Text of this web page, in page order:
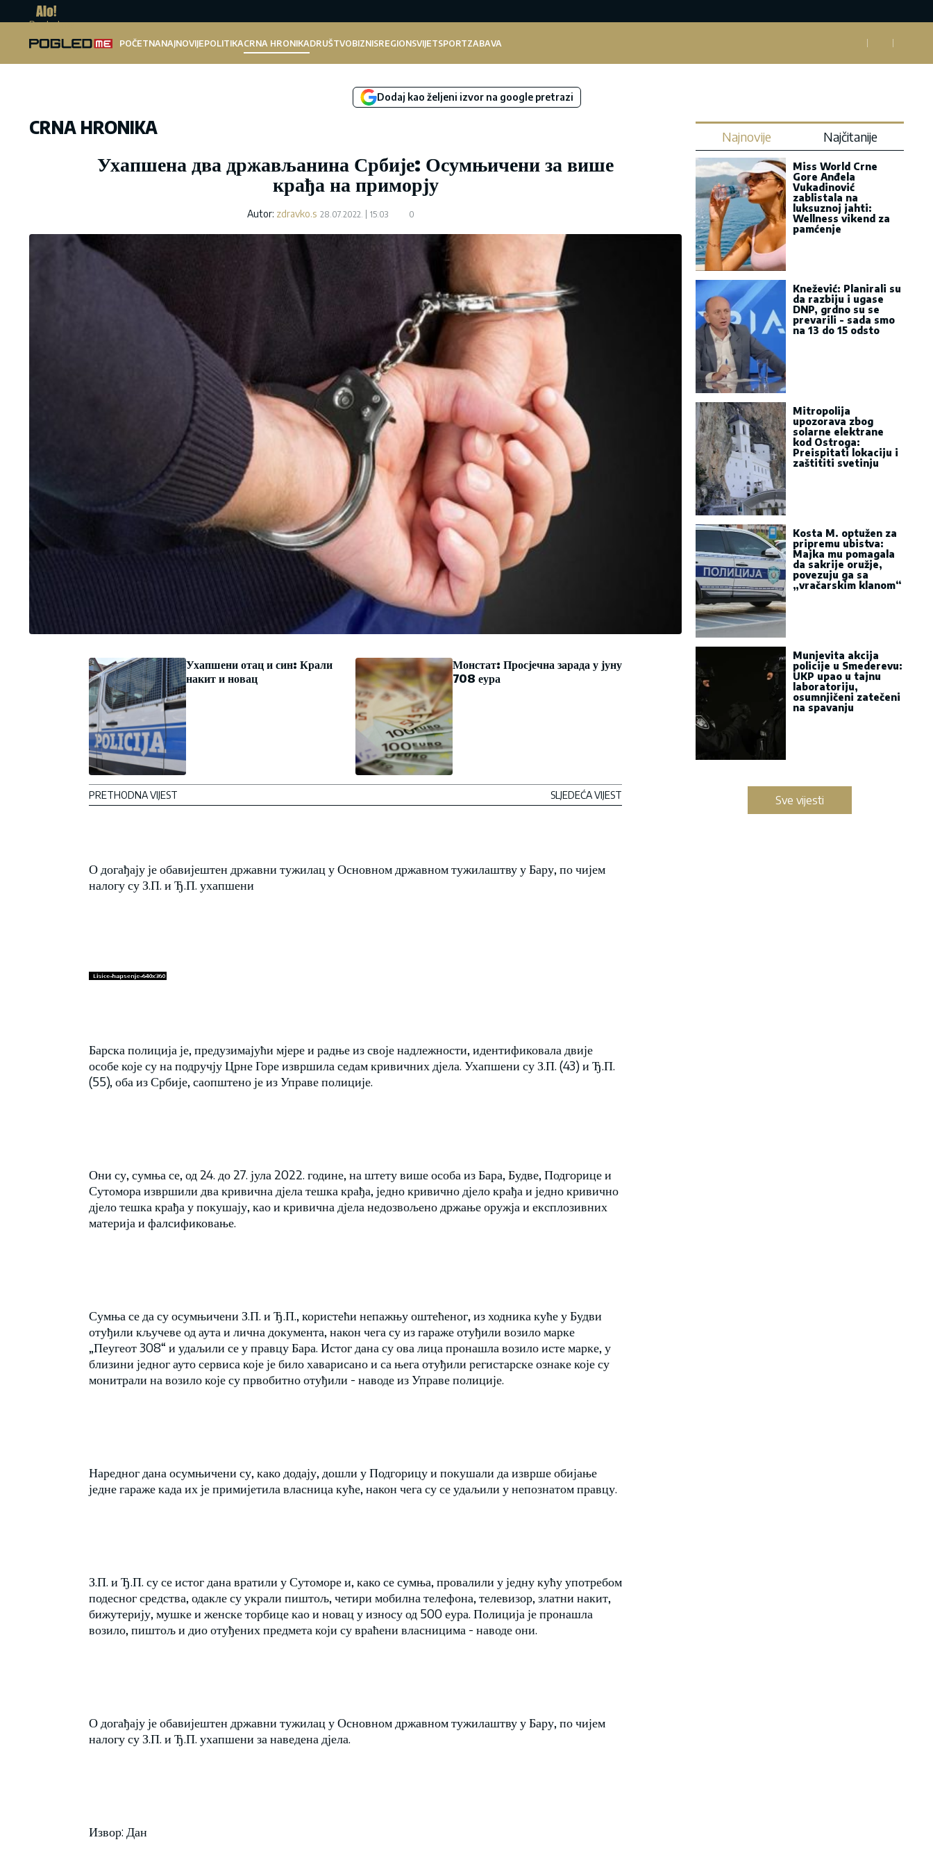
Pogled.me
POČETNANAJNOVIJEPOLITIKACRNA HRONIKADRUŠTVOBIZNISREGIONSVIJETSPORTZABAVA
Dodaj kao željeni izvor na google pretrazi
CRNA HRONIKA
Ухапшена два држављанина Србије: Осумњичени за више
крађа на приморју
Autor: zdravko.s 28.07.2022. 15:03 0
Ухапшени отац и син: Крали
накит и новац
PRETHODNA VIJEST
Монстат: Просјечна зарада у јуну
708 еура
SLJEDEĆA VIJEST
О догађају је обавијештен државни тужилац у Основном државном тужилаштву у Бару, по чијем
налогу су З.П. и Ђ.П. ухапшени
Барска полиција је, предузимајући мјере и радње из своје надлежности, идентификовала двије
особе које су на подручју Црне Горе извршила седам кривичних дјела. Ухапшени су З.П. (43) и Ђ.П.
(55), оба из Србије, саопштено је из Управе полиције.
Они су, сумња се, од 24. до 27. јула 2022. године, на штету више особа из Бара, Будве, Подгорице и
Сутомора извршили два кривична дјела тешка крађа, једно кривично дјело крађа и једно кривично
дјело тешка крађа у покушају, као и кривична дјела недозвољено држање оружја и експлозивних
материја и фалсификовање.
Сумња се да су осумњичени З.П. и Ђ.П., користећи непажњу оштећеног, из ходника куће у Будви
отуђили кључеве од аута и лична документа, након чега су из гараже отуђили возило марке
„Пеугеот 308“ и удаљили се у правцу Бара. Истог дана су ова лица пронашла возило исте марке, у
близини једног ауто сервиса које је било хаварисано и са њега отуђили регистарске ознаке које су
монитрали на возило које су првобитно отуђили - наводе из Управе полиције.
Наредног дана осумњичени су, како додају, дошли у Подгорицу и покушали да изврше обијање
једне гараже када их је примијетила власница куће, након чега су се удаљили у непознатом правцу.
З.П. и Ђ.П. су се истог дана вратили у Сутоморе и, како се сумња, провалили у једну кућу употребом
подесног средства, одакле су украли пиштољ, четири мобилна телефона, телевизор, златни накит,
бижутерију, мушке и женске торбице као и новац у износу од 500 еура. Полиција је пронашла
возило, пиштољ и дио отуђених предмета који су враћени власницима - наводе они.
О догађају је обавијештен државни тужилац у Основном државном тужилаштву у Бару, по чијем
налогу су З.П. и Ђ.П. ухапшени за наведена дјела.
Извор: Дан
Najnovije Najčitanije
Miss World Crne
Gore Anđela
Vukadinović
zablistala na
luksuznoj jahti:
Wellness vikend za
pamćenje
Knežević: Planirali su
da razbiju i ugase
DNP, grdno su se
prevarili - sada smo
na 13 do 15 odsto
Mitropolija
upozorava zbog
solarne elektrane
kod Ostroga:
Preispitati lokaciju i
zaštititi svetinju
Kosta M. optužen za
pripremu ubistva:
Majka mu pomagala
da sakrije oružje,
povezuju ga sa
„vračarskim klanom“
Munjevita akcija
policije u Smederevu:
UKP upao u tajnu
laboratoriju,
osumnjičeni zatečeni
na spavanju
Sve vijesti